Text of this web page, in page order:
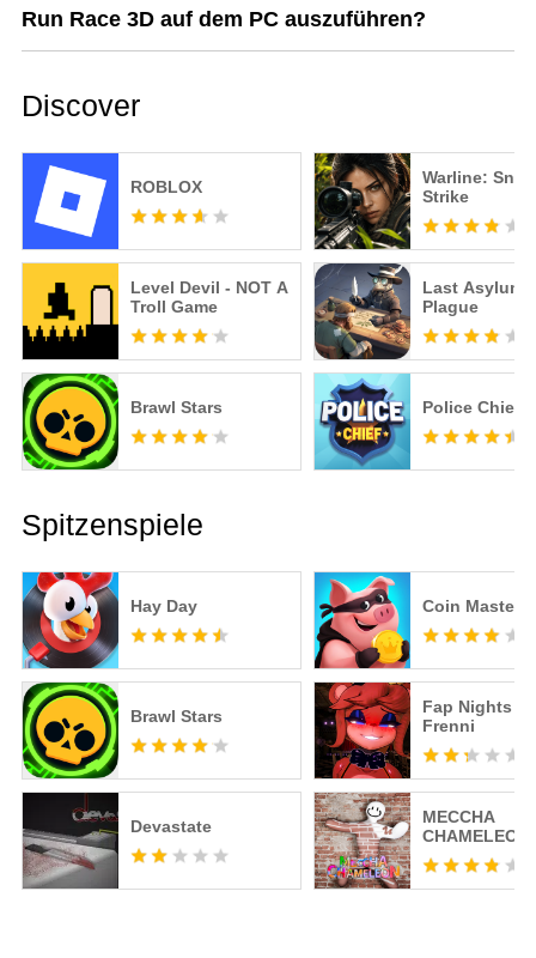
Run Race 3D auf dem PC auszuführen?
Discover
ROBLOX
Warline:
Strike
Level Devil - NOT A
Troll Game
Last Asylum:
Plague
Brawl Stars Police Chief
Spitzenspiele
Hay Day
Brawl Stars
Devastate
Coin Master
Fap Nights at
Frenni
MECCHA
CHAMELEON